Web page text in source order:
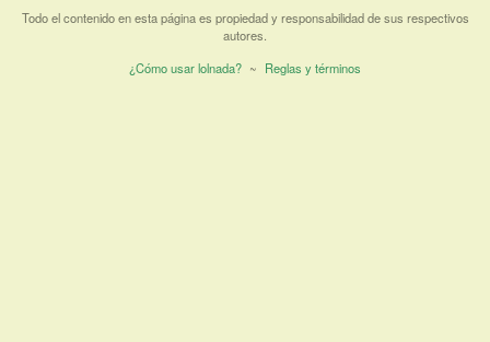
Todo el contenido en esta página es propiedad y responsabilidad de sus respectivos
autores.
¿Cómo usar lolnada? ~ Reglas y términos